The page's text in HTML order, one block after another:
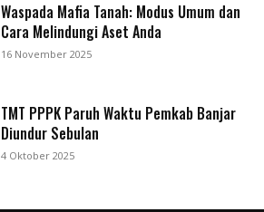
Waspada Mafia Tanah: Modus Umum dan
Cara Melindungi Aset Anda
16 November 2025
TMT PPPK Paruh Waktu Pemkab Banjar
Diundur Sebulan
4 Oktober 2025